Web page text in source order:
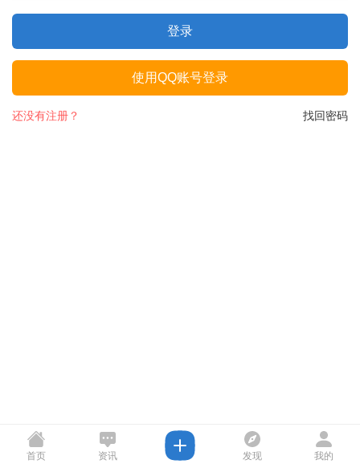
登录
使用QQ账号登录
找回密码
还没有注册？
首页 资讯 发现 我的